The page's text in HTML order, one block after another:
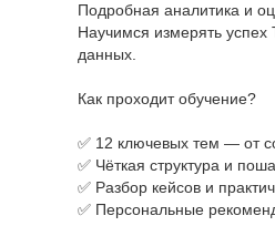
Подробная аналитика и
Научимся измерять успех
данных.
Как проходит обучение?
✅ 12 ключевых тем — от
✅ Чёткая структура и
✅ Разбор кейсов и
✅ Персональные